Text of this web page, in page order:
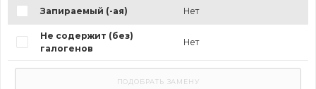
Запираемый (-ая) Нет
Не содержит (без)
галогенов
Нет